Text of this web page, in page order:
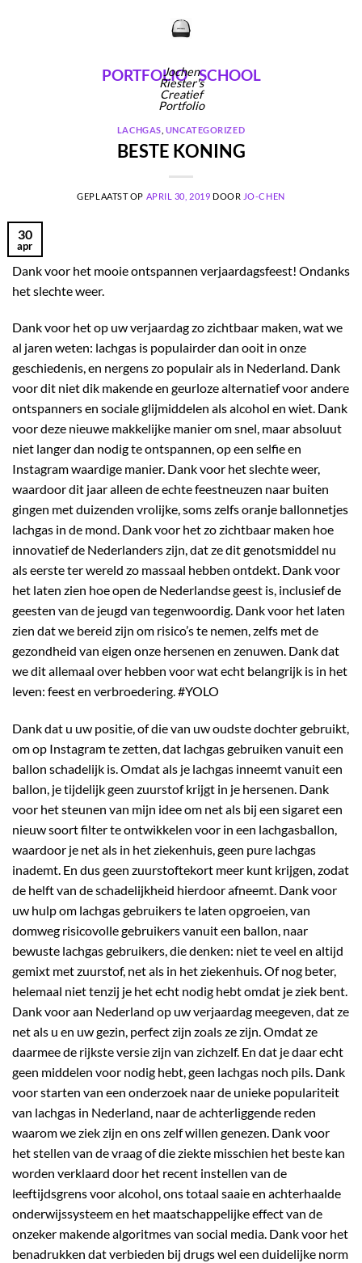
Jochen
Riester's
Creatief
Portfolio
PORTFOLIO SCHOOL
LACHGAS UNCATEGORIZED
BESTE KONING
GEPLAATST OP APRIL 30, 2019 DOOR JO-CHEN
30
apr
Dank voor het mooie ontspannen verjaardagsfeest! Ondanks
het slechte weer.
Dank voor het op uw verjaardag zo zichtbaar maken, wat we
al jaren weten: lachgas is populairder dan ooit in onze
geschiedenis, en nergens zo populair als in Nederland. Dank
voor dit niet dik makende en geurloze alternatief voor andere
ontspanners en sociale glijmiddelen als alcohol en wiet. Dank
voor deze nieuwe makkelijke manier om snel, maar absoluut
niet langer dan nodig te ontspannen, op een selfie en
Instagram waardige manier. Dank voor het slechte weer,
waardoor dit jaar alleen de echte feestneuzen naar buiten
gingen met duizenden vrolijke, soms zelfs oranje ballonnetjes
lachgas in de mond. Dank voor het zo zichtbaar maken hoe
innovatief de Nederlanders zijn, dat ze dit genotsmiddel nu
als eerste ter wereld zo massaal hebben ontdekt. Dank voor
het laten zien hoe open de Nederlandse geest is, inclusief de
geesten van de jeugd van tegenwoordig. Dank voor het laten
zien dat we bereid zijn om risico’s te nemen, zelfs met de
gezondheid van eigen onze hersenen en zenuwen. Dank dat
we dit allemaal over hebben voor wat echt belangrijk is in het
leven: feest en verbroedering. #YOLO
Dank dat u uw positie, of die van uw oudste dochter gebruikt,
om op Instagram te zetten, dat lachgas gebruiken vanuit een
ballon schadelijk is. Omdat als je lachgas inneemt vanuit een
ballon, je tijdelijk geen zuurstof krijgt in je hersenen. Dank
voor het steunen van mijn idee om net als bij een sigaret een
nieuw soort filter te ontwikkelen voor in een lachgasballon,
waardoor je net als in het ziekenhuis, geen pure lachgas
inademt. En dus geen zuurstoftekort meer kunt krijgen, zodat
de helft van de schadelijkheid hierdoor afneemt. Dank voor
uw hulp om lachgas gebruikers te laten opgroeien, van
domweg risicovolle gebruikers vanuit een ballon, naar
bewuste lachgas gebruikers, die denken: niet te veel en altijd
gemixt met zuurstof, net als in het ziekenhuis. Of nog beter,
helemaal niet tenzij je het echt nodig hebt omdat je ziek bent.
Dank voor aan Nederland op uw verjaardag meegeven, dat ze
net als u en uw gezin, perfect zijn zoals ze zijn. Omdat ze
daarmee de rijkste versie zijn van zichzelf. En dat je daar echt
geen middelen voor nodig hebt, geen lachgas noch pils. Dank
voor starten van een onderzoek naar de unieke populariteit
van lachgas in Nederland, naar de achterliggende reden
waarom we ziek zijn en ons zelf willen genezen. Dank voor
het stellen van de vraag of die ziekte misschien het beste kan
worden verklaard door het recent instellen van de
leeftijdsgrens voor alcohol, ons totaal saaie en achterhaalde
onderwijssysteem en het maatschappelijke effect van de
onzeker makende algoritmes van social media. Dank voor het
benadrukken dat verbieden bij drugs wel een duidelijke norm